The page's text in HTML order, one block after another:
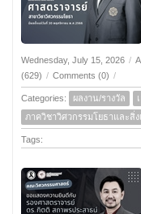
Wednesday, July 15, 2026 /
(629) / Comments (0) /
Categories: ผลงาน/รางวัล
ภาควิชาวิศวกรรมโยธาและสิ่
Tags: